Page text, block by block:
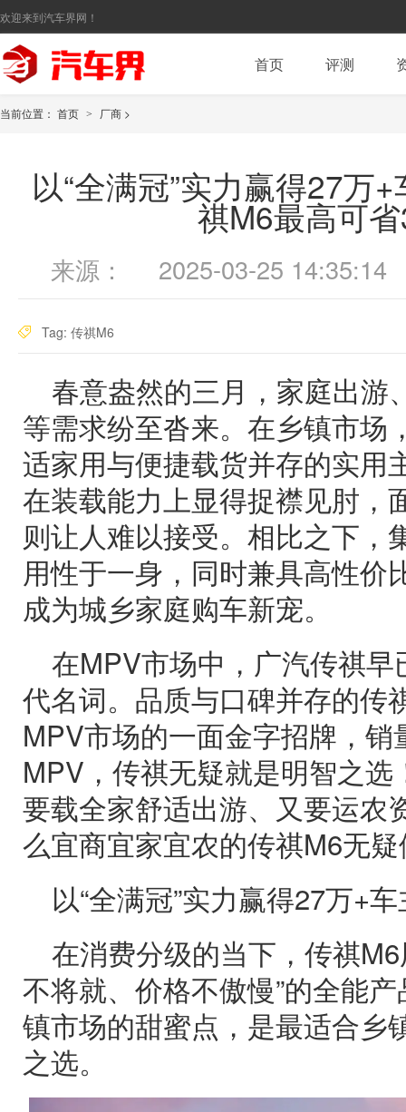
欢迎来到汽车界网！
首页 评测
当前位置： 首页 > 厂商 >
以“全满冠”实力赢得27万
祺M6最高可
来源： 2025-03-25 14:35:14
Tag: 传祺M6
春意盎然的三月，家庭出游
等需求纷至沓来。在乡镇市场
适家用与便捷载货并存的实用
在装载能力上显得捉襟见肘，
则让人难以接受。相比之下，
用性于一身，同时兼具高性价
成为城乡家庭购车新宠。
在MPV市场中，广汽传祺早
代名词。品质与口碑并存的传
MPV市场的一面金字招牌，
MPV，传祺无疑就是明智之
要载全家舒适出游、又要运农
么宜商宜家宜农的传祺M6无
以“全满冠”实力赢得27万+
在消费分级的当下，传祺
不将就、价格不傲慢”的全能
镇市场的甜蜜点，是最适合乡
之选。